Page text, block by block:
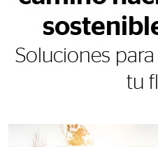
Soluciones
tu